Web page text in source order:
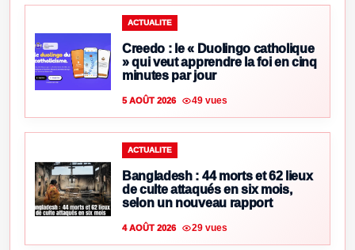
ACTUALITE
Creedo : le « Duolingo catholique
» qui veut apprendre la foi en cinq
minutes par jour
5 AOÛT 2026 49 vues
ACTUALITE
Bangladesh : 44 morts et 62 lieux
de culte attaqués en six mois,
selon un nouveau rapport
4 AOÛT 2026 29 vues